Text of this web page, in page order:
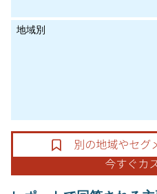
地域別